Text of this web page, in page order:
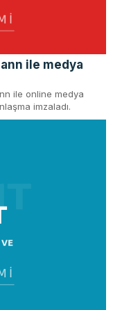
ile medya
ile online medya
imzaladı.